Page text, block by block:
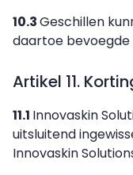
10.3Geschillen
daartoe bevoegde
Artikel 11.
11.1 Innovaskin
uitsluitend
Innovaskin